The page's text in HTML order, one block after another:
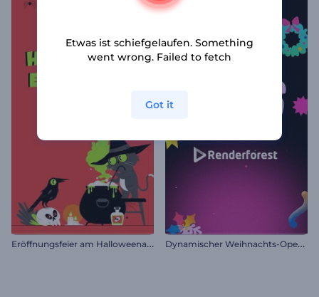
E
röffnungsfeier am Halloweenabend D
ynamischer Weihnachts-Opener
Etwas ist schiefgelaufen. Something
went wrong. Failed to fetch
Got it